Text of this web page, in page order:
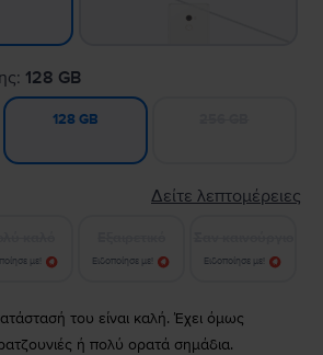
128 GB
128 GB
Δείτε λεπτομέρειες
με! Ειδοποίησε με! Ειδοποίησε με!
του είναι καλή. Έχει όμως
ή πολύ ορατά σημάδια.